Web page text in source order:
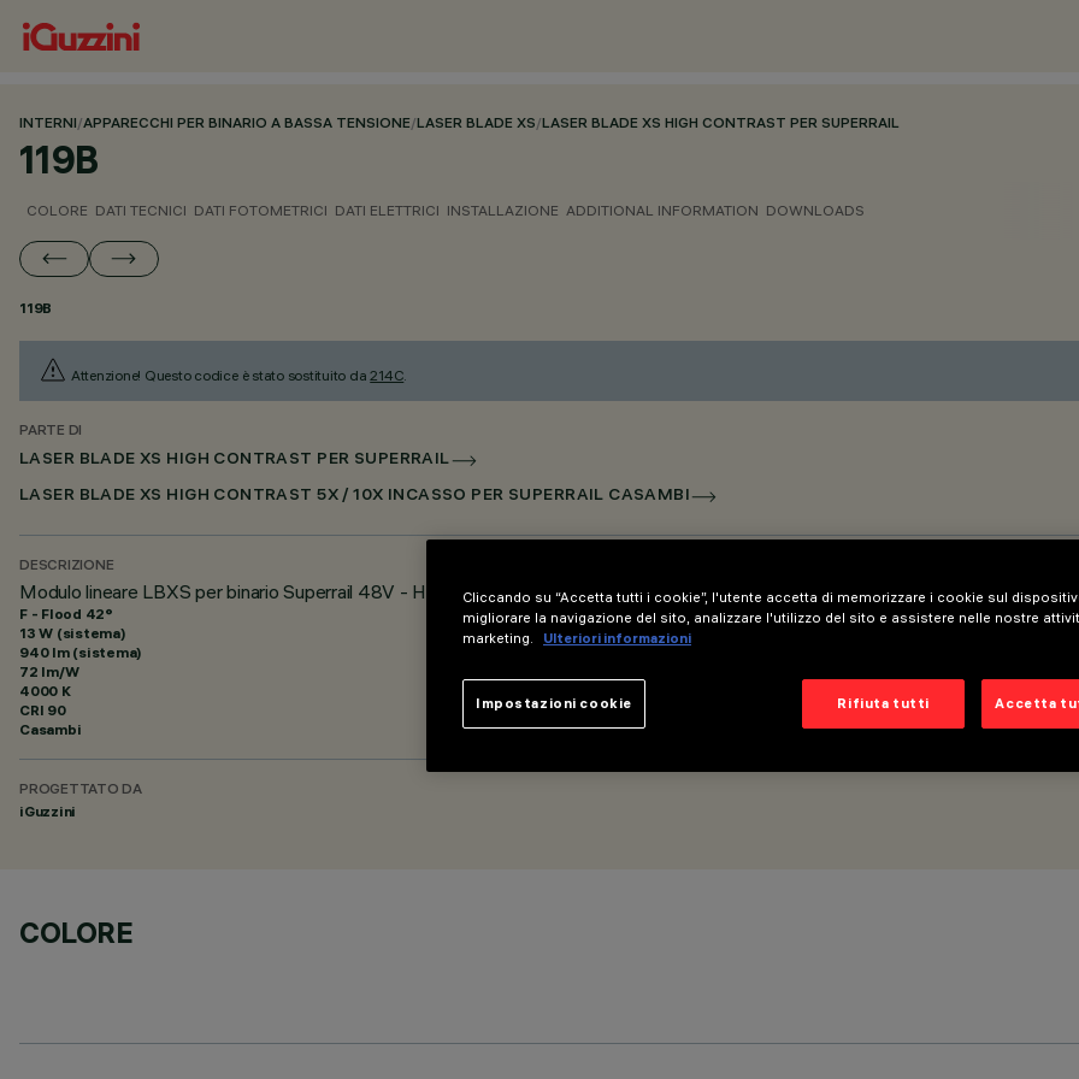
INTERNI/APPARECCHI PER BINARIO A BASSA TENSIONE/LASER BLADE XS/LASER BLADE XS HIGH CONTRAST PER SUPERRAIL
119B
COLORE DATI TECNICI DATI FOTOMETRICI DATI ELETTRICI INSTALLAZIONE ADDITIONAL INFORMATION DOWNLOADS
119B
Attenzione! Questo codice è stato sostituito da214C.
PARTE DI
LASER BLADE XS HIGH CONTRAST PER SUPERRAIL
LASER BLADE XS HIGH CONTRAST 5X / 10X INCASSO PER SUPERRAIL CASAMBI
DESCRIZIONE
Modulo lineare LBXS per binario Superrail 48V - HC Low Output per fila continua - BLE Casambi - 10 celle
F - Flood 42°
13 W (sistema)
940 lm (sistema)
72 lm/W
4000 K
CRI 90
Casambi
PROGETTATO DA
iGuzzini
COLORE
Cliccando su “Accetta tutti i cookie”, l'utente accetta di memorizzare i cookie sul
migliorare la navigazione del sito, analizzare l'utilizzo del sito e assistere nelle nostre
marketing.
Ulteriori informazioni
Rifiuta tutti Accetta
Impostazioni cookie